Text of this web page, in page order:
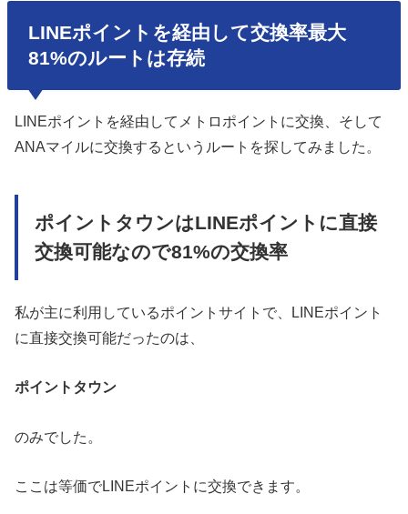
LINEポイントを経由して交換率最大
81%のルートは存続
LINEポイントを経由してメトロポイントに交換、そして
ANAマイルに交換するというルートを探してみました。
ポイントタウンはLINEポイントに直接
交換可能なので81%の交換率
私が主に利用しているポイントサイトで、LINEポイント
に直接交換可能だったのは、
ポイントタウン
のみでした。
ここは等価でLINEポイントに交換できます。